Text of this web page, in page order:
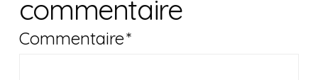
commentaire
Commentaire*